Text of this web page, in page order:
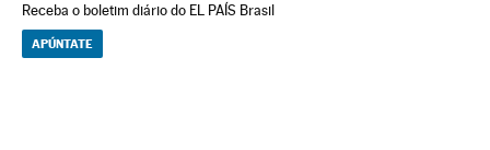
Receba o boletim diário do EL PAÍS Brasil
APÚNTATE